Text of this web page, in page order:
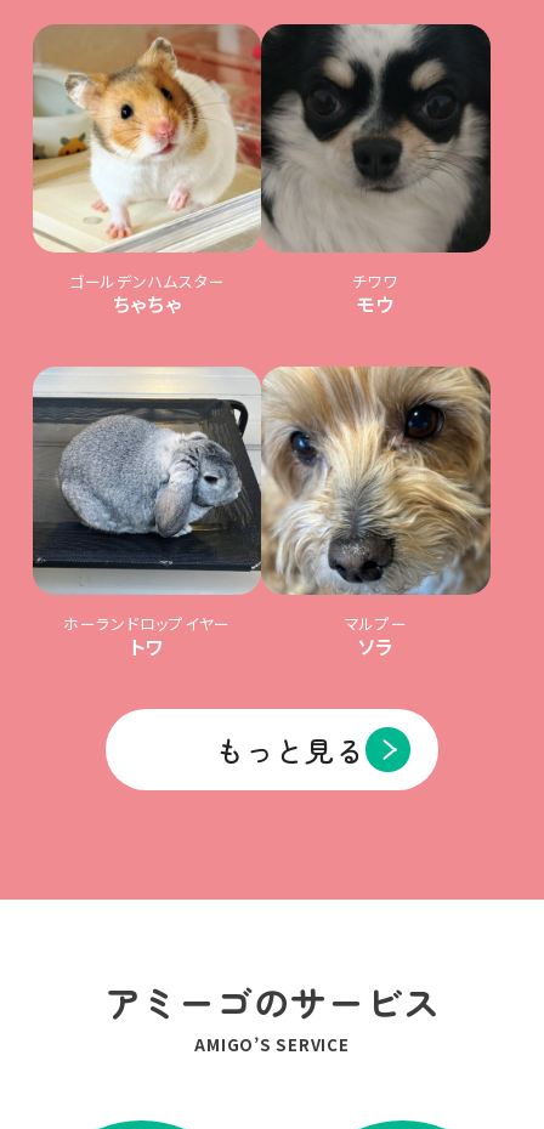
ゴールデンハムスター
ちゃちゃ
チワワ
モウ
ホーランドロップイヤー
トワ
マルプー
ソラ
もっと見る
アミーゴのサービス
AMIGO’S SERVICE